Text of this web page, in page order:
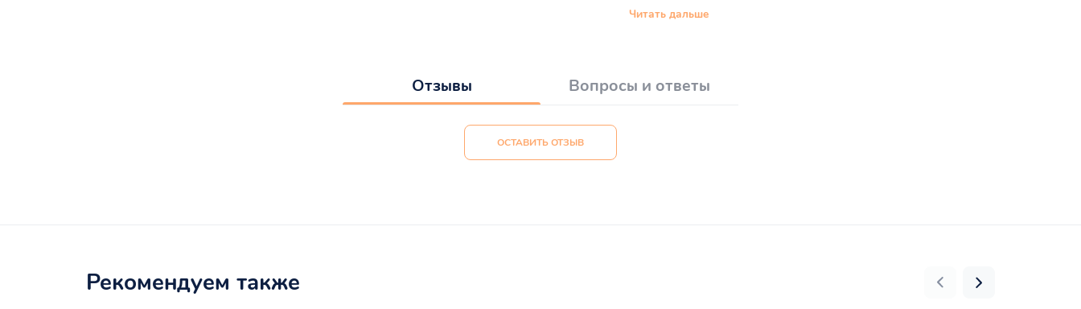
Читать дальше
Отзывы Вопросы и ответы
ОСТАВИТЬ ОТЗЫВ
Рекомендуем также